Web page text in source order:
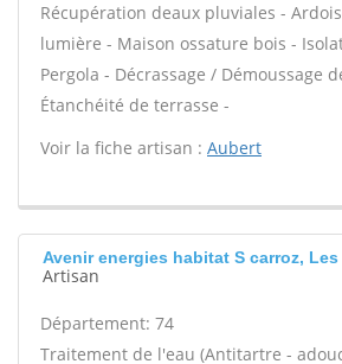
Récupération deaux pluviales -
lumière - Maison ossature bois -
Pergola - Décrassage / Démoussage
Étanchéité de terrasse -
Voir la fiche artisan : Aubert
Avenir energies habitat S carroz, Les
Artisan
Département: 74
Traitement de l'eau (Antitartre -